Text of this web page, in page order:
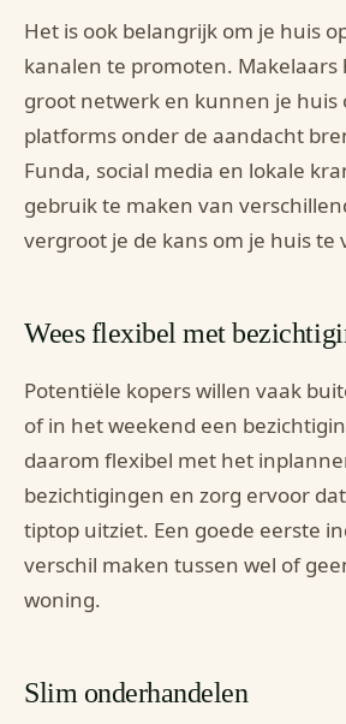
Het is ook belangrijk om je huis
kanalen te promoten. Makelaars
groot netwerk en kunnen je huis
platforms onder de aandacht
Funda, social media en lokale
gebruik te maken van
vergroot je de kans om je huis te
Wees flexibel met
Potentiële kopers willen vaak
of in het weekend een
daarom flexibel met het
bezichtigingen en zorg ervoor
tiptop uitziet. Een goede eerste
verschil maken tussen wel of
woning.
Slim onderhandelen